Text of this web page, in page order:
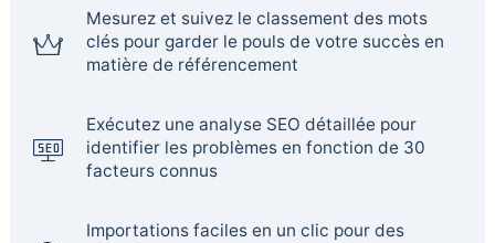
Mesurez et suivez le classement des mots
clés pour garder le pouls de votre succès en
matière de référencement
Exécutez une analyse SEO détaillée pour
identifier les problèmes en fonction de 30
facteurs connus
Importations faciles en un clic pour des